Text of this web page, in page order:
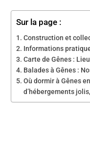
Sur la page :
Construction et
Informations
Carte de Gênes :
Balades à Gênes :
Où dormir à Gênes
d’hébergements